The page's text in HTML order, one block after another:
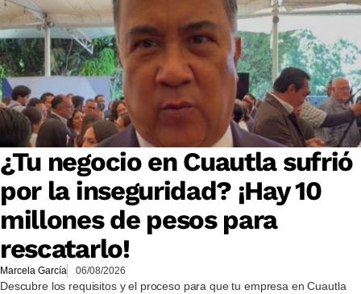
¿Tu negocio en Cuautla sufrió
por la inseguridad? ¡Hay 10
millones de pesos para
rescatarlo!
Marcela García 06/08/2026
Descubre los requisitos y el proceso para que tu empresa en Cuautla